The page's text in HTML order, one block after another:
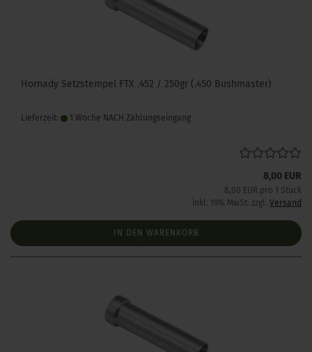
Hornady Setzstempel FTX .452 / 250gr (.450 Bushmaster)
Lieferzeit: 1 Woche NACH Zahlungseingang
8,00 EUR
8,00 EUR pro 1 Stück
inkl. 19% MwSt. zzgl. Versand
IN DEN WARENKORB